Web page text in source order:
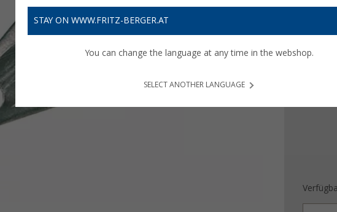
Bis zu
STAY ON WWW.FRITZ-BERGER.AT
You can change the language at any time in the webshop.
SELECT ANOTHER LANGUAGE